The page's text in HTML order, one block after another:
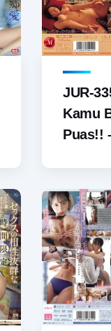
JUR-
Kamu
Puas!!